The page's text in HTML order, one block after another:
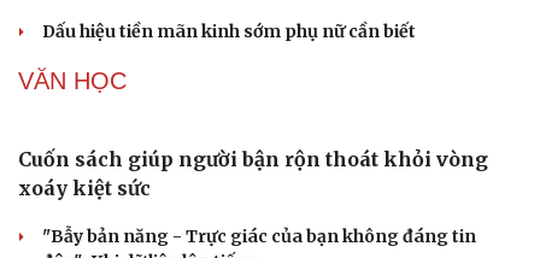
Bác sĩ cảnh báo phim người lớn, rượu bia đang âm thầm
bào mòn "bản lĩnh đàn ông"
Cái giá đắt của việc tiêm silicon làm to "cậu nhỏ"